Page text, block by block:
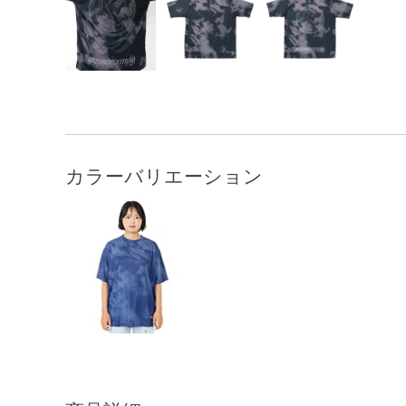
カラーバリエーション